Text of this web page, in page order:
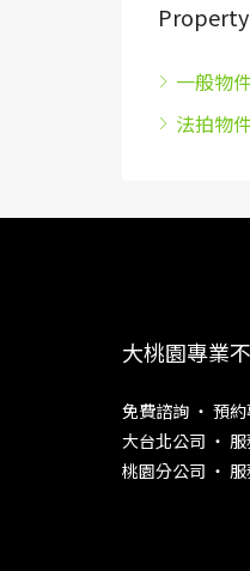
一般物
法拍物
大桃園專業
免費諮詢 ‧ 預
大台北公司 ‧
桃園分公司 ‧